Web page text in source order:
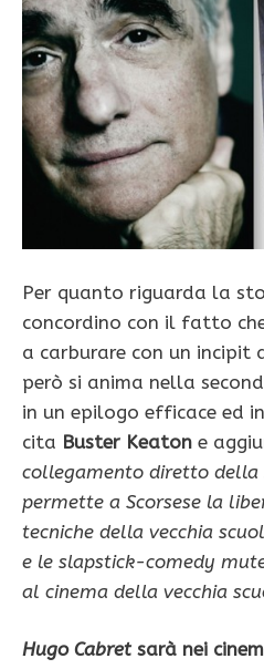
Per quanto riguarda la
concordino con il fatto
a carburare con un incipit
però si anima nella
in un epilogo efficace ed
cita Buster Keaton e
collegamento diretto della
permette a Scorsese la
tecniche della vecchia
e le slapstick-comedy
al cinema della vecchia
Hugo Cabret sarà nei